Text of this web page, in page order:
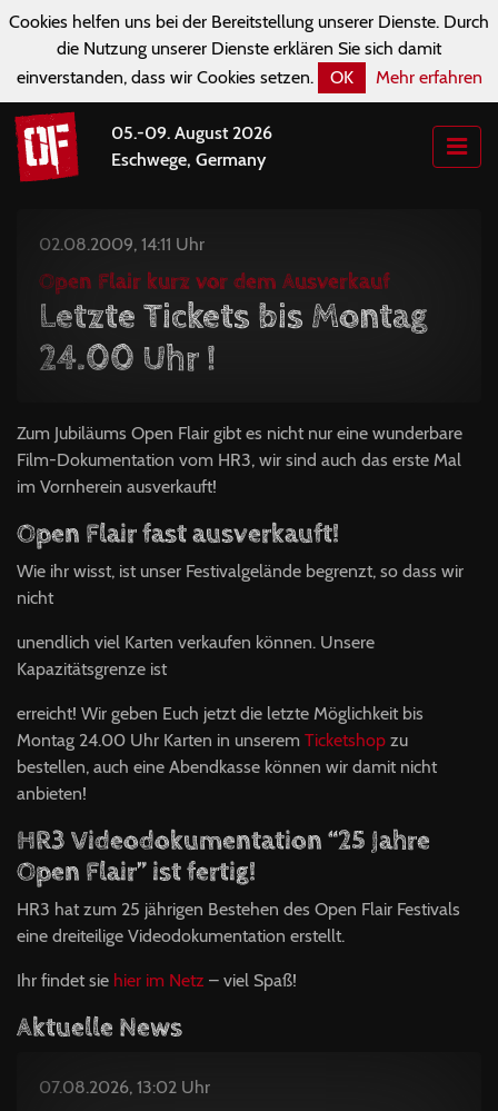
Cookies helfen uns bei der Bereitstellung unserer Dienste. Durch
die Nutzung unserer Dienste erklären Sie sich damit
einverstanden, dass wir Cookies setzen.
OK Mehr erfahren
05.-09. August 2026
Eschwege, Germany
02.08.2009, 14:11 Uhr
Open Flair kurz vor dem Ausverkauf
Letzte Tickets bis Montag
24.00 Uhr !
Zum Jubiläums Open Flair gibt es nicht nur eine wunderbare
Film-Dokumentation vom HR3, wir sind auch das erste Mal
im Vornherein ausverkauft!
Open Flair fast ausverkauft!
Wie ihr wisst, ist unser Festivalgelände begrenzt, so dass wir
nicht
unendlich viel Karten verkaufen können. Unsere
Kapazitätsgrenze ist
erreicht! Wir geben Euch jetzt die letzte Möglichkeit bis
Montag 24.00 Uhr Karten in unserem Ticketshop zu
bestellen, auch eine Abendkasse können wir damit nicht
anbieten!
HR3 Videodokumentation “25 Jahre
Open Flair” ist fertig!
HR3 hat zum 25 jährigen Bestehen des Open Flair Festivals
eine dreiteilige Videodokumentation erstellt.
Ihr findet sie hier im Netz – viel Spaß!
Aktuelle News
07.08.2026, 13:02 Uhr